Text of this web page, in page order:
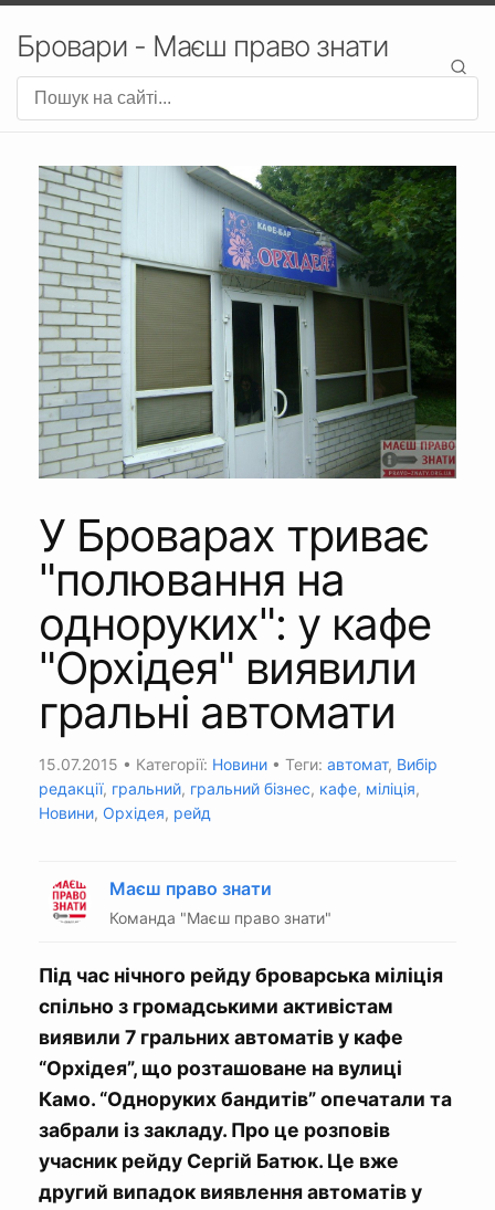
Бровари - Маєш право знати
У Броварах триває
"полювання на
одноруких": у кафе
"Орхідея" виявили
гральні автомати
15.07.2015 • Категорії: Новини • Теги: автомат, Вибір
редакції, гральний, гральний бізнес, кафе, міліція,
Новини, Орхідея, рейд
Маєш право знати
Команда "Маєш право знати"
Під час нічного рейду броварська міліція
спільно з громадськими активістам
виявили 7 гральних автоматів у кафе
“Орхідея”, що розташоване на вулиці
Камо. “Одноруких бандитів” опечатали та
забрали із закладу. Про це розповів
учасник рейду Сергій Батюк. Це вже
другий випадок виявлення автоматів у